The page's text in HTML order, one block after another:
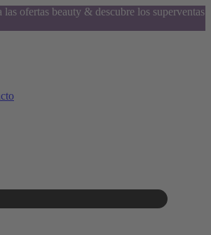
las ofertas beauty & descubre los superventas